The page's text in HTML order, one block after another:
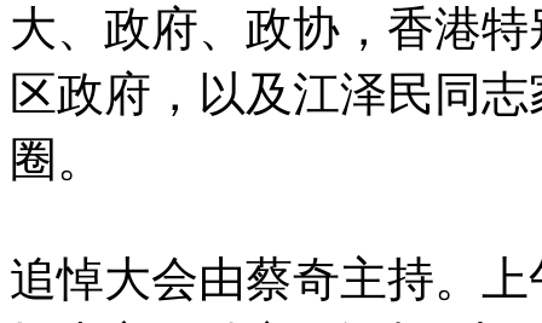
大、政府、政协，香港
区政府，以及江泽民同
圈。
追悼大会由蔡奇主持。